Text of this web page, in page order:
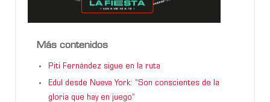
Más contenidos
Piti Fernández sigue en la ruta
Edul desde Nueva York: “Son conscientes de la
gloria que hay en juego”